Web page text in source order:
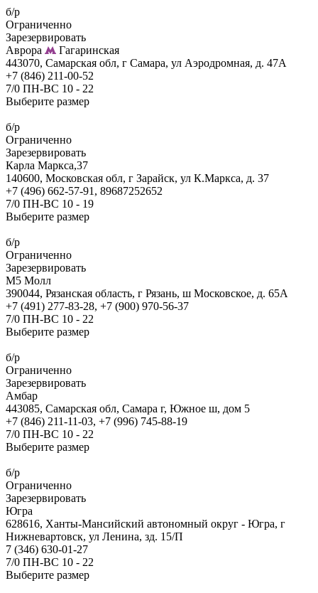
б/р
Ограниченно
Зарезервировать
Аврора
Гагаринская
443070, Самарская обл, г Самара, ул Аэродромная, д. 47А
+7 (846) 211-00-52
7/0 ПН-ВС 10 - 22
Выберите размер
б/р
Ограниченно
Зарезервировать
Карла Маркса,37
140600, Московская обл, г Зарайск, ул К.Маркса, д. 37
+7 (496) 662-57-91, 89687252652
7/0 ПН-ВС 10 - 19
Выберите размер
б/р
Ограниченно
Зарезервировать
М5 Молл
390044, Рязанская область, г Рязань, ш Московское, д. 65А
+7 (491) 277-83-28, +7 (900) 970-56-37
7/0 ПН-ВС 10 - 22
Выберите размер
б/р
Ограниченно
Зарезервировать
Амбар
443085, Самарская обл, Самара г, Южное ш, дом 5
+7 (846) 211-11-03, +7 (996) 745-88-19
7/0 ПН-ВС 10 - 22
Выберите размер
б/р
Ограниченно
Зарезервировать
Югра
628616, Ханты-Мансийский автономный округ - Югра, г
Нижневартовск, ул Ленина, зд. 15/П
7 (346) 630-01-27
7/0 ПН-ВС 10 - 22
Выберите размер